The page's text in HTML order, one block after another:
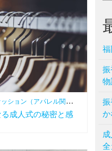
ション（アパレル関連） レンタル,
成人式の秘密と感
福
振
物
振
か
全